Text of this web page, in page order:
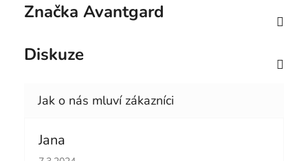
Značka Avantgard
Diskuze
Jana
Hodnocení obchodu je 5 z 5 hvězdiček.